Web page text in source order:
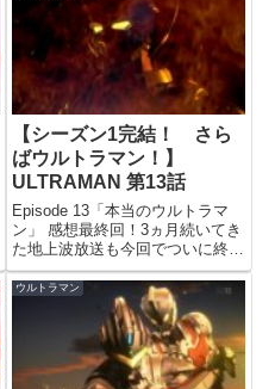
【シーズン1完結！ さら
ばウルトラマン！】
ULTRAMAN 第13話
Episode 13「本当のウルトラマ
ン」 感想最終回！3ヵ月続いてき
た地上波放送も今回でついに終
了。原作マンガでは北斗編の完結
にあたるエピソードということ
で、アニメ版でもやはり見どころ
となるのはエースVSエースキラ
ーの宿命の対決。満身創痍...
ウルトラマン